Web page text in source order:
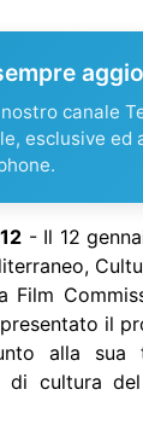
canale
esclusive
- Il 12
Film
il
alla
di cultura